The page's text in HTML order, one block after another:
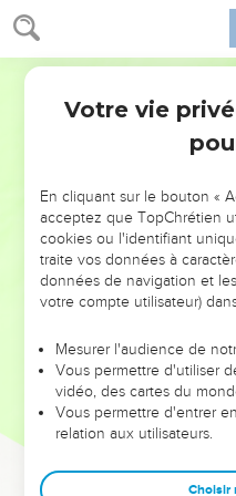
NE MANQUEZ
DE
ET SI LEURS ERREURS
leur foi ou leur vision. Mais
et les saisons difficiles qu'ils
sont elles qui
Dans cette conférence,
clés pour avancer avec plus
Votre vie
En cliquant sur le bouton «
acceptez que TopChrétien
cookies ou l'identifiant
traite vos données à
données de navigation et
votre compte utilisateur)
Mesurer l'audience de
Vous permettre d'utiliser
vidéo, des cartes du
Vous permettre d'entrer
relation aux utilisateurs.
Choisir